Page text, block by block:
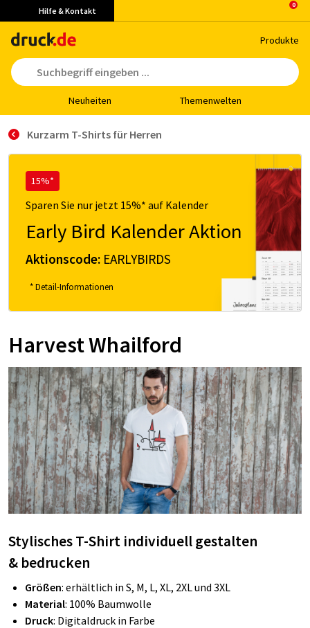
Hilfe & Kontakt
Pro­duk­te
Neu­hei­ten The­men­wel­ten
Kurzarm T-Shirts für Herren
15%*
Sparen Sie nur jetzt 15%* auf Kalender
Early Bird Kalender Aktion
Aktionscode: EARLYBIRDS
* Detail-Informationen
Harvest Whailford
Stylisches T-Shirt individuell gestalten
& bedrucken
Größen: erhältlich in S, M, L, XL, 2XL und 3XL
Material: 100% Baumwolle
Druck: Digitaldruck in Farbe